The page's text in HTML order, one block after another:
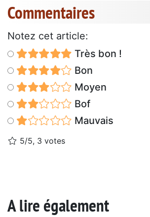
Commentaires
Notez cet article:
Très bon !
Bon
Moyen
Bof
Mauvais
5/5, 3 votes
A lire également